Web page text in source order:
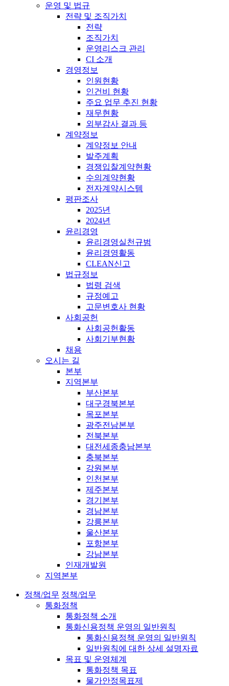
운영 및 법규
전략 및 조직가치
전략
조직가치
운영리스크 관리
CI 소개
경영정보
인원현황
인건비 현황
주요 업무 추진 현황
재무현황
외부감사 결과 등
계약정보
계약정보 안내
발주계획
경쟁입찰계약현황
수의계약현황
전자계약시스템
평판조사
2025년
2024년
윤리경영
윤리경영실천규범
윤리경영활동
CLEAN신고
법규정보
법령 검색
규정예고
고문변호사 현황
사회공헌
사회공헌활동
사회기부현황
채용
오시는 길
본부
지역본부
부산본부
대구경북본부
목포본부
광주전남본부
전북본부
대전세종충남본부
충북본부
강원본부
인천본부
제주본부
경기본부
경남본부
강릉본부
울산본부
포항본부
강남본부
인재개발원
지역본부
정책/업무 정책/업무
통화정책
통화정책 소개
통화신용정책 운영의 일반원칙
통화신용정책 운영의 일반원칙
일반원칙에 대한 상세 설명자료
목표 및 운영체계
통화정책 목표
물가안정목표제